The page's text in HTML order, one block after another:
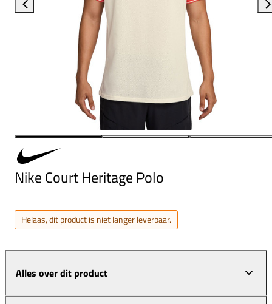
Nike Court Heritage Polo
Helaas, dit product is niet langer leverbaar.
Alles over dit product